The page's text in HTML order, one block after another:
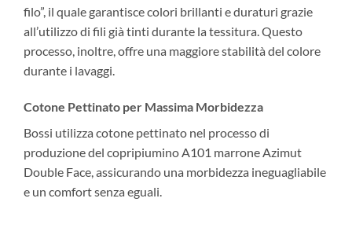
filo”, il quale garantisce colori brillanti e duraturi grazie
all’utilizzo di fili già tinti durante la tessitura. Questo
processo, inoltre, offre una maggiore stabilità del colore
durante i lavaggi.
Cotone Pettinato per Massima Morbidezza
Bossi utilizza cotone pettinato nel processo di
produzione del copripiumino A101 marrone Azimut
Double Face, assicurando una morbidezza ineguagliabile
e un comfort senza eguali.